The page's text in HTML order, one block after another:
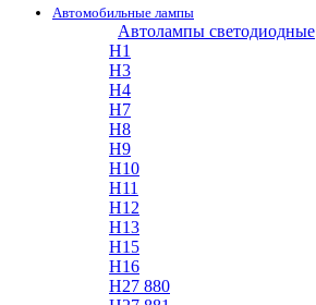
Автомобильные лампы
Автолампы светодиодные
H1
H3
H4
H7
H8
H9
H10
H11
H12
H13
H15
H16
H27 880